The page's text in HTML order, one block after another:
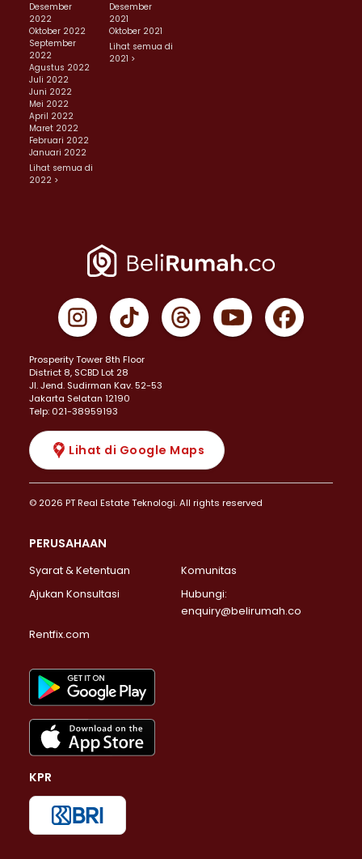
Desember
2022
Oktober 2022
September
2022
Agustus 2022
Juli 2022
Juni 2022
Mei 2022
April 2022
Maret 2022
Februari 2022
Januari 2022
Lihat semua di
2022 >
Desember
2021
Oktober 2021
Lihat semua di
2021 >
Prosperity Tower 8th Floor
District 8, SCBD Lot 28
JI. Jend. Sudirman Kav. 52-53
Jakarta Selatan 12190
Telp: 021-38959193
Lihat di Google Maps
© 2026 PT Real Estate Teknologi. All rights reserved
PERUSAHAAN
Syarat & Ketentuan
Komunitas
Ajukan Konsultasi
Hubungi:
enquiry@belirumah.co
Rentfix.com
KPR